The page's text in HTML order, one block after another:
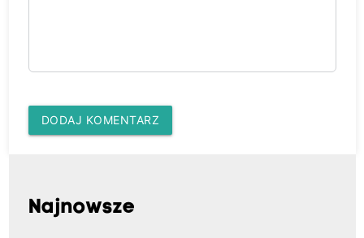
DODAJ KOMENTARZ
Najnowsze